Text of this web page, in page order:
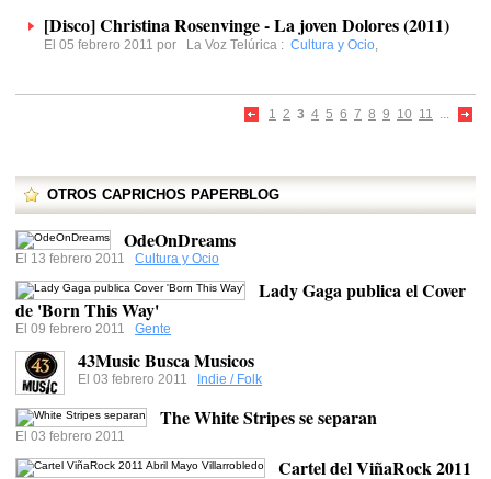
[Disco] Christina Rosenvinge - La joven Dolores (2011)
El 05 febrero 2011 por La Voz Telúrica : Cultura y Ocio,
1 2 3 4 5 6 7 8 9 10 11 ...
OTROS CAPRICHOS PAPERBLOG
OdeOnDreams
El 13 febrero 2011 Cultura y Ocio
Lady Gaga publica el Cover
de 'Born This Way'
El 09 febrero 2011 Gente
43Music Busca Musicos
El 03 febrero 2011 Indie / Folk
The White Stripes se separan
El 03 febrero 2011
Cartel del ViñaRock 2011